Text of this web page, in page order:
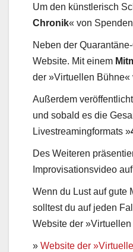
Um den künstlerisch
Chronik« von
Neben der
Website. Mit einem
der »Virtuellen Bühne«
Außerdem
und sobald es die
Livestreamingformats »
Des Weiteren
Improvisationsvideo
Wenn du Lust auf gute
solltest du auf jeden
Website der
» Website der